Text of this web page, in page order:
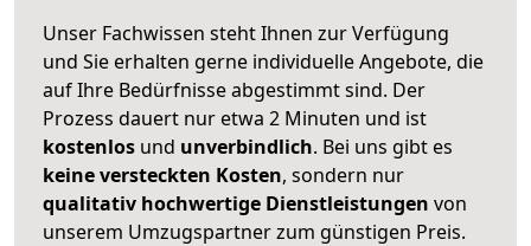
Unser Fachwissen steht Ihnen zur Verfügung
und Sie erhalten gerne individuelle Angebote, die
auf Ihre Bedürfnisse abgestimmt sind. Der
Prozess dauert nur etwa 2 Minuten und ist
kostenlos und unverbindlich. Bei uns gibt es
keine versteckten Kosten, sondern nur
qualitativ hochwertige Dienstleistungen von
unserem Umzugspartner zum günstigen Preis.